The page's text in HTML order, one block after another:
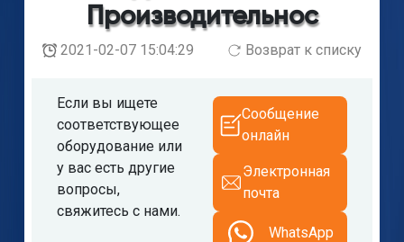
Производительнос
2021-02-07 15:04:29 Возврат к списку
Если вы ищете
соответствующее
оборудование или
у вас есть другие
вопросы,
свяжитесь с нами.
Сообщение
онлайн
Электронная
почта
WhatsApp